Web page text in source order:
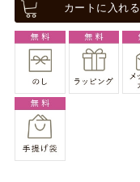
カートに入れる